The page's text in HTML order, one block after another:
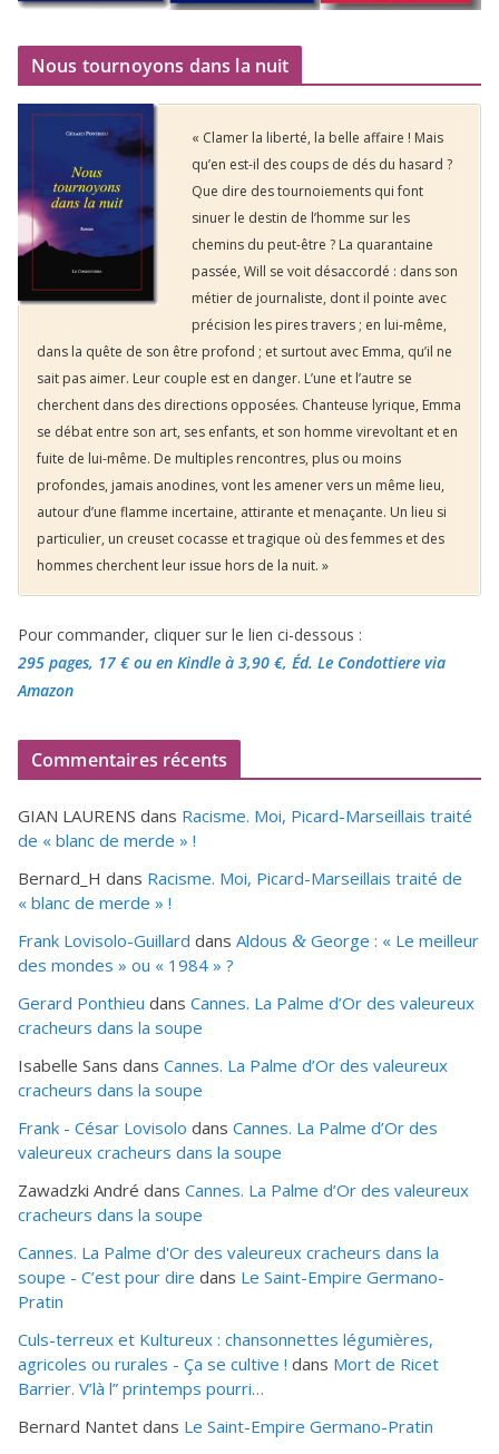
Nous tournoyons dans la nuit
« Clamer la liberté, la belle affaire ! Mais
qu’en est-il des coups de dés du hasard ?
Que dire des tournoiements qui font
sinuer le destin de l’homme sur les
chemins du peut-être ? La quarantaine
passée, Will se voit désaccordé : dans son
métier de journaliste, dont il pointe avec
précision les pires travers ; en lui-même,
dans la quête de son être profond ; et surtout avec Emma, qu’il ne
sait pas aimer. Leur couple est en danger. L’une et l’autre se
cherchent dans des directions opposées. Chanteuse lyrique, Emma
se débat entre son art, ses enfants, et son homme virevoltant et en
fuite de lui-même. De multiples rencontres, plus ou moins
profondes, jamais anodines, vont les amener vers un même lieu,
autour d’une flamme incertaine, attirante et menaçante. Un lieu si
particulier, un creuset cocasse et tragique où des femmes et des
hommes cherchent leur issue hors de la nuit. »
Pour commander, cliquer sur le lien ci-dessous :
295 pages, 17 €ou en Kindle à 3,90 €, Éd. Le Condottiere via
Amazon
Commentaires récents
GIAN LAURENS dans Racisme. Moi, Picard-Marseillais traité
de « blanc de merde » !
Bernard_H dans Racisme. Moi, Picard-Marseillais traité de
« blanc de merde » !
Frank Lovisolo-Guillard dans Aldous & George : « Le meilleur
des mondes » ou « 1984 » ?
Gerard Ponthieu dans Cannes. La Palme d’Or des valeureux
cracheurs dans la soupe
Isabelle Sans dans Cannes. La Palme d’Or des valeureux
cracheurs dans la soupe
Frank - César Lovisolo dans Cannes. La Palme d’Or des
valeureux cracheurs dans la soupe
Zawadzki André dans Cannes. La Palme d’Or des valeureux
cracheurs dans la soupe
Cannes. La Palme d'Or des valeureux cracheurs dans la
soupe - C’est pour dire dans Le Saint-Empire Germano-
Pratin
Culs-terreux et Kultureux : chansonnettes légumières,
agricoles ou rurales - Ça se cultive ! dans Mort de Ricet
Barrier. V’là l” printemps pourri…
Bernard Nantet dans Le Saint-Empire Germano-Pratin